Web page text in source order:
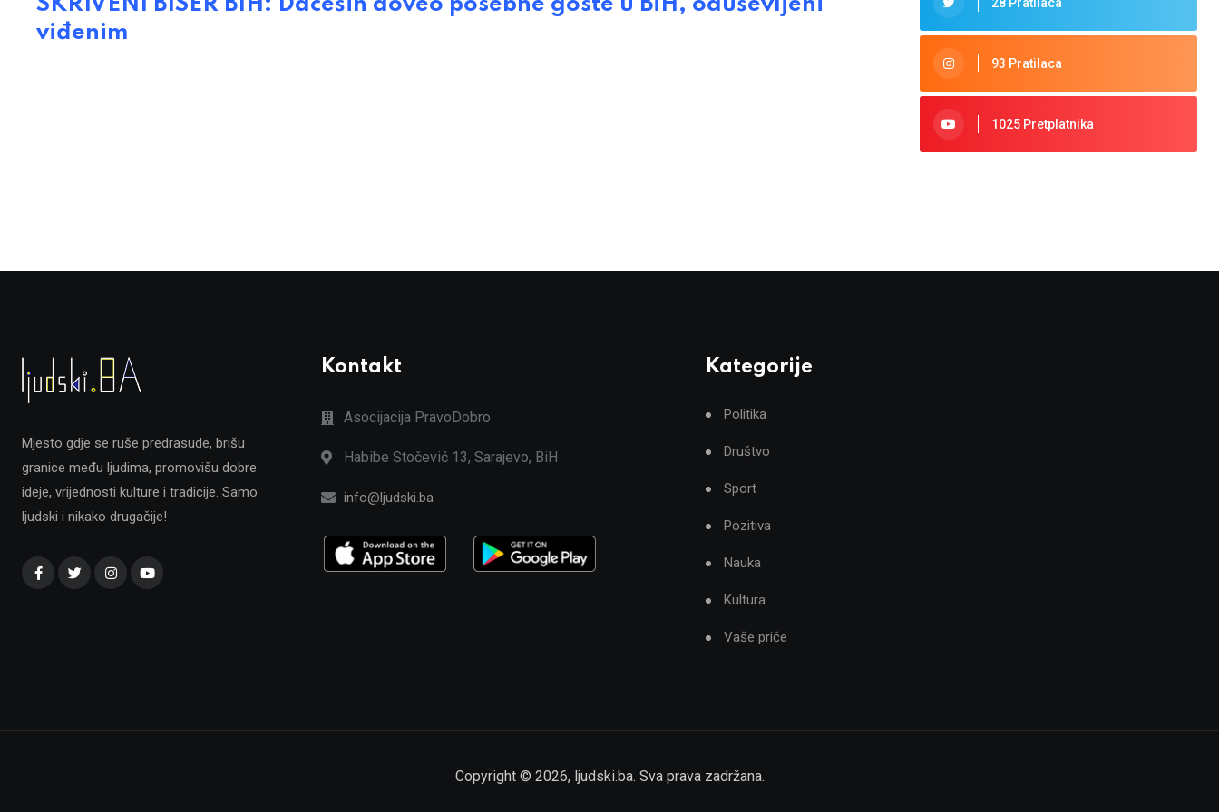
viđenim
93 Pratilaca
1025 Pretplatnika
Mjesto gdje se ruše predrasude, brišu
granice među ljudima, promovišu dobre
ideje, vrijednosti kulture i tradicije. Samo
ljudski i nikako drugačije!
Kontakt
Asocijacija PravoDobro
Habibe Stočević 13, Sarajevo, BiH
info@ljudski.ba
Kategorije
Politika
Društvo
Sport
Pozitiva
Nauka
Kultura
Vaše priče
Copyright © 2026, ljudski.ba. Sva prava zadržana.